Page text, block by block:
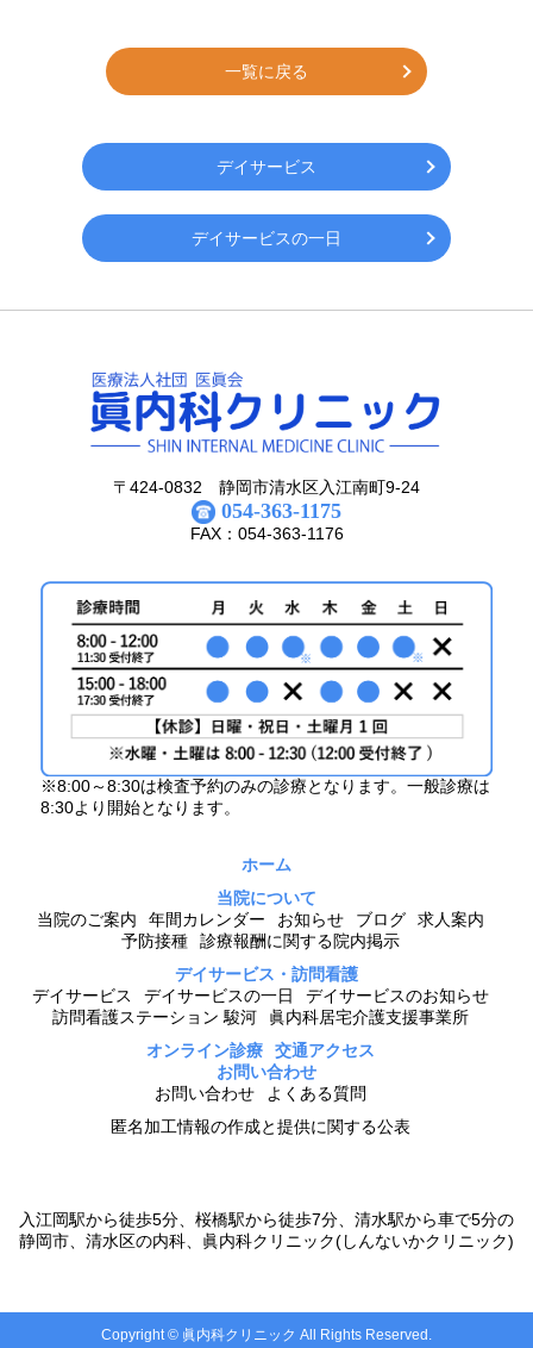
一覧に戻る
デイサービス
デイサービスの一日
〒424-0832 静岡市清水区入江南町9-24
054-363-1175
FAX：054-363-1176
※8:00～8:30は検査予約のみの診療となります。一般診療は
8:30より開始となります。
ホーム
当院について
当院のご案内
年間カレンダー お知らせ ブログ
求人案内
予防接種
診療報酬に関する院内掲示
デイサービス・訪問看護
デイサービス
デイサービスの一日
デイサービスのお知らせ
訪問看護ステーション 駿河
眞内科居宅介護支援事業所
オンライン診療
交通アクセス
お問い合わせ
お問い合わせ
よくある質問
匿名加工情報の作成と提供に関する公表
入江岡駅から徒歩5分、桜橋駅から徒歩7分、清水駅から車で5分の
静岡市、清水区の内科、眞内科クリニック(しんないかクリニック)
Copyright © 眞内科クリニック All Rights Reserved.